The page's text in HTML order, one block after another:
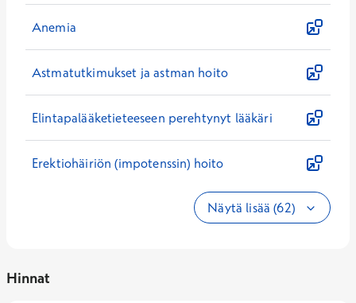
Anemia
Astmatutkimukset ja astman hoito
Elintapalääketieteeseen perehtynyt lääkäri
Erektiohäiriön (impotenssin) hoito
Näytä lisää (62)
Hinnat